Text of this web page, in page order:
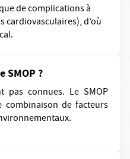
de complications à
cardiovasculaires), d’où
SMOP ?
pas connues. Le SMOP
combinaison de facteurs